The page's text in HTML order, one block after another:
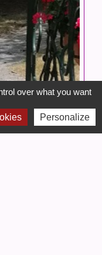
over what you want
Personalize